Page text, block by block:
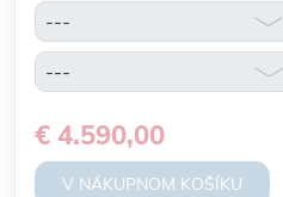
€ 4.590,00
V NÁKUPNOM KOŠÍKU